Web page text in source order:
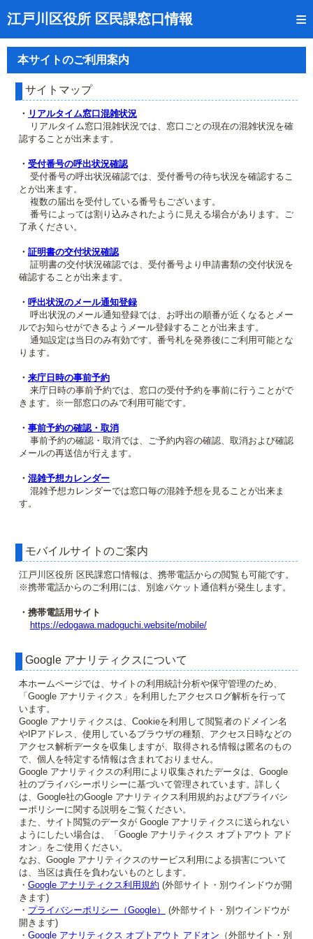
江戸川区役所 区民課窓口情報
トップページ
受付番号の呼出状況確認
証明書の交付状況確認
呼出状況のメール通知登録
来庁日時の事前予約
事前予約の確認・取消
混雑予想カレンダー
本サイトのご利用案内
本サイトのご利用案内
サイトマップ
・ リアルタイム窓口混雑状況
リアルタイム窓口混雑状況では、窓口ごとの現在の混雑状況を確
認することが出来ます。
・ 受付番号の呼出状況確認
受付番号の呼出状況確認では、受付番号の待ち状況を確認するこ
とが出来ます。
複数の届出を受付している番号もございます。
番号によっては割り込みされたように見える場合があります。ご
了承ください。
・ 証明書の交付状況確認
証明書の交付状況確認では、受付番号より申請書類の交付状況を
確認することが出来ます。
・ 呼出状況のメール通知登録
呼出状況のメール通知登録では、お呼出の順番が近くなるとメー
ルでお知らせができるようメール登録することが出来ます。
通知設定は当日のみ有効です。番号札を発券後にご利用可能とな
ります。
・ 来庁日時の事前予約
来庁日時の事前予約では、窓口の受付予約を事前に行うことがで
きます。※一部窓口のみで利用可能です。
・ 事前予約の確認・取消
事前予約の確認・取消では、ご予約内容の確認、取消および確認
メールの再送信が行えます。
・ 混雑予想カレンダー
混雑予想カレンダーでは窓口毎の混雑予想を見ることが出来ま
す。
モバイルサイトのご案内
江戸川区役所 区民課窓口情報は、携帯電話からの閲覧も可能です。
※携帯電話からのご利用には、別途パケット通信料が発生します。
・携帯電話用サイト
https://edogawa.madoguchi.website/mobile/
Google アナリティクスについて
本ホームページでは、サイトの利用統計分析や保守管理のため、
「Google アナリティクス」を利用したアクセスログ解析を行って
います。
Google アナリティクスは、Cookieを利用して閲覧者のドメイン名
やIPアドレス、使用しているブラウザの種類、アクセス日時などの
アクセス解析データを収集しますが、取得される情報は匿名のもの
で、個人を特定する情報は含まれておりません。
Google アナリティクスの利用により収集されたデータは、Google
社のプライバシーポリシーに基づいて管理されています。詳しく
は、Google社のGoogle アナリティクス利用規約およびプライバシ
ーポリシーに関する説明をご覧ください。
また、サイト閲覧のデータが Google アナリティクスに送られない
ようにしたい場合は、「Google アナリティクス オプトアウト アド
オン」をご使用ください。
なお、Google アナリティクスのサービス利用による損害について
は、当区は責任を負わないものとします。
・ Google アナリティクス利用規約 (外部サイト・別ウインドウが開
きます)
・ プライバシーポリシー（Google）
(外部サイト・別ウインドウが
開きます)
・ Google アナリティクス オプトアウト アドオン （外部サイト・別